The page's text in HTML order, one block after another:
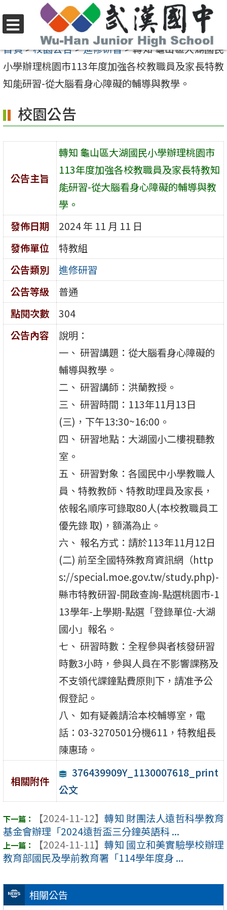
至
要
內
區
選
單
首頁>校園公告>進修研習>轉知 龜山區大湖國民
小學辦理桃園市113年度加強各校教職員及家長特教
知能研習-從大腦看身心障礙的輔導與教學。
相關公告
校園公告
公告主旨
轉知 龜山區大湖國民小學辦理桃園市
113年度加強各校教職員及家長特教知
能研習-從大腦看身心障礙的輔導與教
學。
發佈日期
2024 年 11 月 11 日
發佈單位
特教組
公告類別
進修研習
公告等級
普通
點閱次數
304
公告內容
說明：
一、 研習講題：從大腦看身心障礙的
輔導與教學。
二、 研習講師：洪蘭教授。
三、 研習時間：113年11月13日
(三)，下午13:30~16:00。
四、 研習地點：大湖國小二樓視聽教
室。
五、 研習對象：各國民中小學教職人
員、特教教師、特教助理員及家長，
依報名順序可錄取80人(本校教職員工
優先錄 取)，額滿為止。
六、 報名方式：請於113年11月12日
(二) 前至全國特殊教育資訊網（http
s://special.moe.gov.tw/study.php)-
縣市特教研習-開啟查詢-點選桃園市-1
13學年-上學期-點選「登錄單位-大湖
國小」報名。
七、 研習時數：全程參與者核發研習
時數3小時，參與人員在不影響課務及
不支領代課鐘點費原則下，請准予公
假登記。
八、 如有疑義請洽本校輔導室，電
話：03-3270501分機611，特教組長
陳惠琦。
相關附件
376439909Y_1130007618_print
公文
【2024-11-12】 轉知 財團法人遠哲科學教育
基金會辦理「2024遠哲盃三分鐘英語科 ...
【2024-11-11】 轉知 國立和美實驗學校辦理
教育部國民及學前教育署「114學年度身 ...